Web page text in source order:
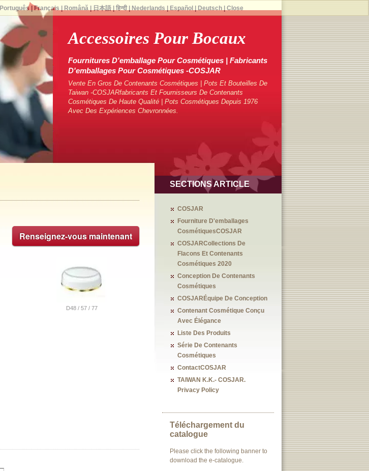
Accessoires Pour Bocaux
Fournitures D'emballage Pour Cosmétiques | Fabricants
D'emballages Pour Cosmétiques -COSJAR
Vente En Gros De Contenants Cosmétiques | Pots Et Bouteilles De
Taiwan -COSJARfabricants Et Fournisseurs De Contenants
Cosmétiques De Haute Qualité | Pots Cosmétiques Depuis 1976
Avec Des Expériences Chevronnées.
Renseignez-vous maintenant
D48 / 57 / 77
SECTIONS ARTICLE
COSJAR
Fourniture D'emballages
CosmétiquesCOSJAR
COSJARCollections De
Flacons Et Contenants
Cosmétiques 2020
Conception De Contenants
Cosmétiques
COSJARÉquipe De Conception
Contenant Cosmétique Conçu
Avec Élégance
Liste Des Produits
Série De Contenants
Cosmétiques
ContactCOSJAR
TAIWAN K.K.- COSJAR.
Privacy Policy
Téléchargement du
catalogue
Please click the following banner to
download the e-catalogue.
Português Français Română| 日本語| हिन्दी| Nederlands Español Deutsch| Close